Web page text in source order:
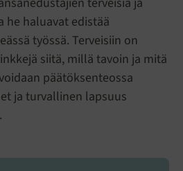
he haluavat edistää
työssä. Terveisiin on
siitä, millä tavoin ja mitä
päätöksenteossa
ja turvallinen lapsuus